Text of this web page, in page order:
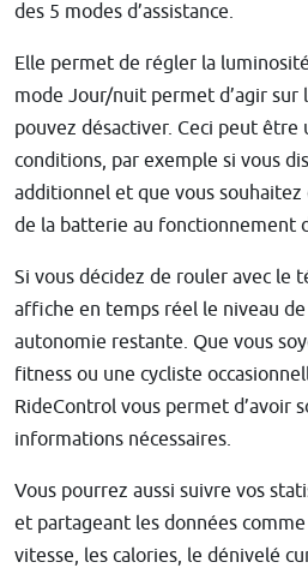
des 5 modes d’assistance.
Elle permet de régler la
mode Jour/nuit permet d’agir sur
pouvez désactiver. Ceci peut être
conditions, par exemple si vous
additionnel et que vous souhaitez
de la batterie au fonctionnement
Si vous décidez de rouler avec le
affiche en temps réel le niveau
autonomie restante. Que vous
fitness ou une cycliste
RideControl vous permet d’avoir
informations nécessaires.
Vous pourrez aussi suivre vos
et partageant les données
vitesse, les calories, le dénivelé